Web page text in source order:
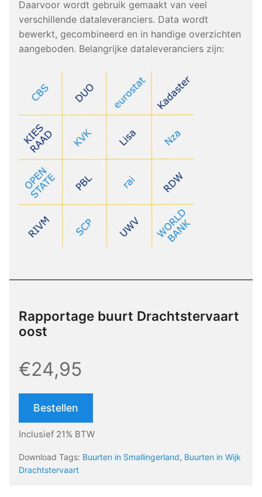
Daarvoor wordt gebruik gemaakt van veel
verschillende dataleveranciers. Data wordt
bewerkt, gecombineerd en in handige overzichten
aangeboden. Belangrijke dataleveranciers zijn:
Rapportage buurt Drachtstervaart
oost
€24,95
Bestellen
Inclusief 21% BTW
Download Tags: Buurten in Smallingerland, Buurten in Wijk
Drachtstervaart